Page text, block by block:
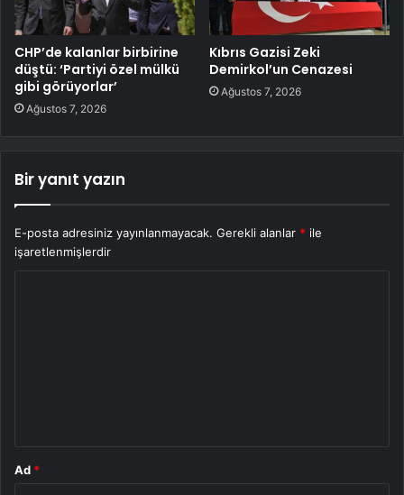
CHP’de kalanlar birbirine
düştü: ‘Partiyi özel mülkü
gibi görüyorlar’
Ağustos 7, 2026
Kıbrıs Gazisi Zeki
Demirkol’un Cenazesi
Ağustos 7, 2026
Bir yanıt yazın
E-posta adresiniz yayınlanmayacak. Gerekli alanlar * ile
işaretlenmişlerdir
Ad *